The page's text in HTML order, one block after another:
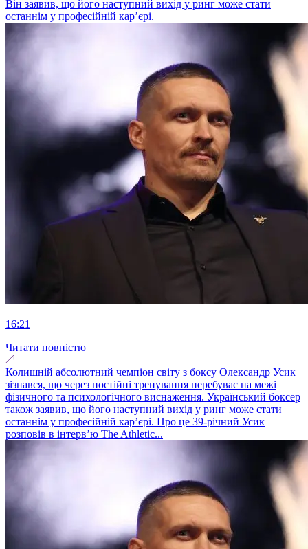
Він заявив, що його наступний вихід у ринг може стати
останнім у професійній кар’єрі.
16:21
Читати повністю
Колишній абсолютний чемпіон світу з боксу Олександр Усик
зізнався, що через постійні тренування перебуває на межі
фізичного та психологічного виснаження. Український боксер
також заявив, що його наступний вихід у ринг може стати
останнім у професійній кар’єрі. Про це 39-річний Усик
розповів в інтерв’ю The Athletic...